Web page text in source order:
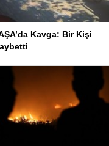
Kavga: Bir Kişi